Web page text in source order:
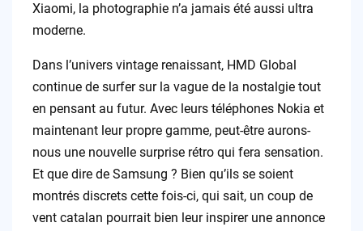
Xiaomi, la photographie n’a jamais été aussi ultra
moderne.
Dans l’univers vintage renaissant, HMD Global
continue de surfer sur la vague de la nostalgie tout
en pensant au futur. Avec leurs téléphones Nokia et
maintenant leur propre gamme, peut-être aurons-
nous une nouvelle surprise rétro qui fera sensation.
Et que dire de Samsung ? Bien qu’ils se soient
montrés discrets cette fois-ci, qui sait, un coup de
vent catalan pourrait bien leur inspirer une annonce